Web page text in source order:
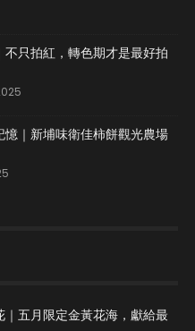
不只拍紅，轉色期才是最好拍
憶｜新埔味衛佳柿餅觀光農場
｜五月限定金黃花海，獻給最